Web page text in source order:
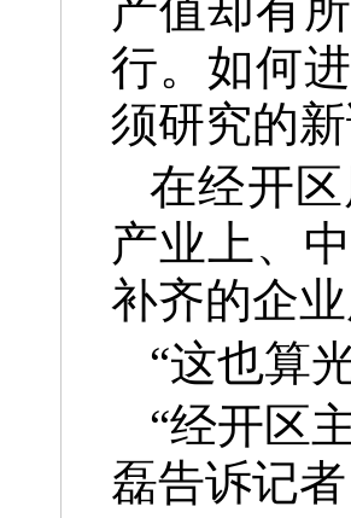
行。如何
须研究的新
在经开
产业上、
补齐的企
“这也算
“经开区
磊告诉记